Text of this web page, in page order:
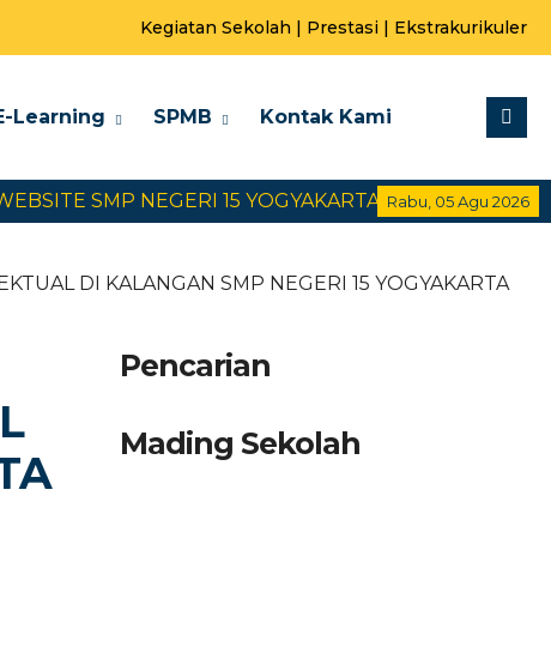
Kegiatan Sekolah | Prestasi | Ekstrakurikuler
Learning SPMB Kontak Kami
Rabu, 05 Agu 2026
SMP NEGERI 15 YOGYAKARTA SELAMAT
DI KALANGAN SMP NEGERI 15 YOGYAKARTA
Pencarian
Mading Sekolah